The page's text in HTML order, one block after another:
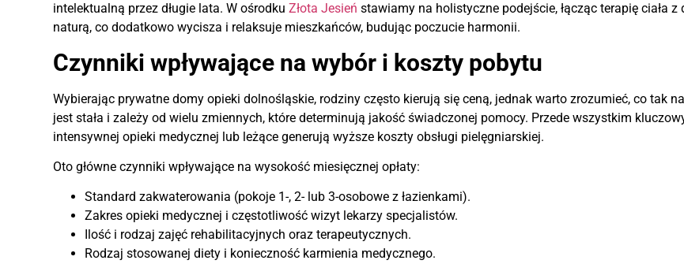
intelektualną przez długie lata. W ośrodkuZłota Jesień stawiamy na holistyczne podejście, łącząc terapię ciała
naturą, co dodatkowo wycisza i relaksuje mieszkańców, budując poczucie harmonii.
Czynniki wpływające na wybór i koszty pobytu
Wybierając prywatne domy opieki dolnośląskie, rodziny często kierują się ceną, jednak warto zrozumieć, co tak
jest stała i zależy od wielu zmiennych, które determinują jakość świadczonej pomocy. Przede wszystkim
intensywnej opieki medycznej lub leżące generują wyższe koszty obsługi pielęgniarskiej.
Oto główne czynniki wpływające na wysokość miesięcznej opłaty:
Standard zakwaterowania (pokoje 1-, 2- lub 3-osobowe z łazienkami).
Zakres opieki medycznej i częstotliwość wizyt lekarzy specjalistów.
Ilość i rodzaj zajęć rehabilitacyjnych oraz terapeutycznych.
Rodzaj stosowanej diety i konieczność karmienia medycznego.